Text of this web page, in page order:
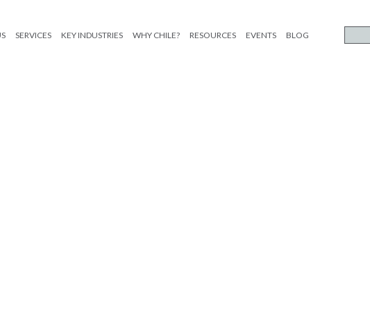
SERVICES KEY INDUSTRIES WHY CHILE? RESOURCES EVENTS BLOG